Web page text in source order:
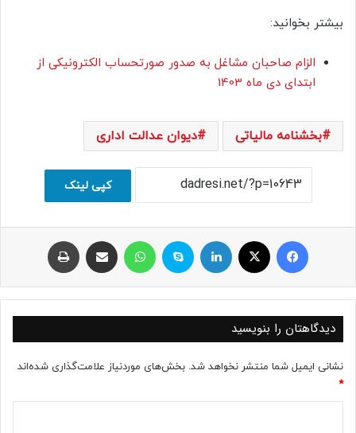
بیشتر بخوانید:
الزام صاحبان مشاغل به صدور صورتحساب الکترونیکی از
ابتدای دی ماه 1403
بخشنامه مالیاتی دیوان عدالت اداری
کپی لینک
فیسبوک ایکس لینکداین اسکایپ واتس آپ اشتراک با ایمیل
دیدگاهتان را بنویسید
نشانی ایمیل شما منتشر نخواهد شد. بخش‌های موردنیاز علامت‌گذاری شده‌اند
*